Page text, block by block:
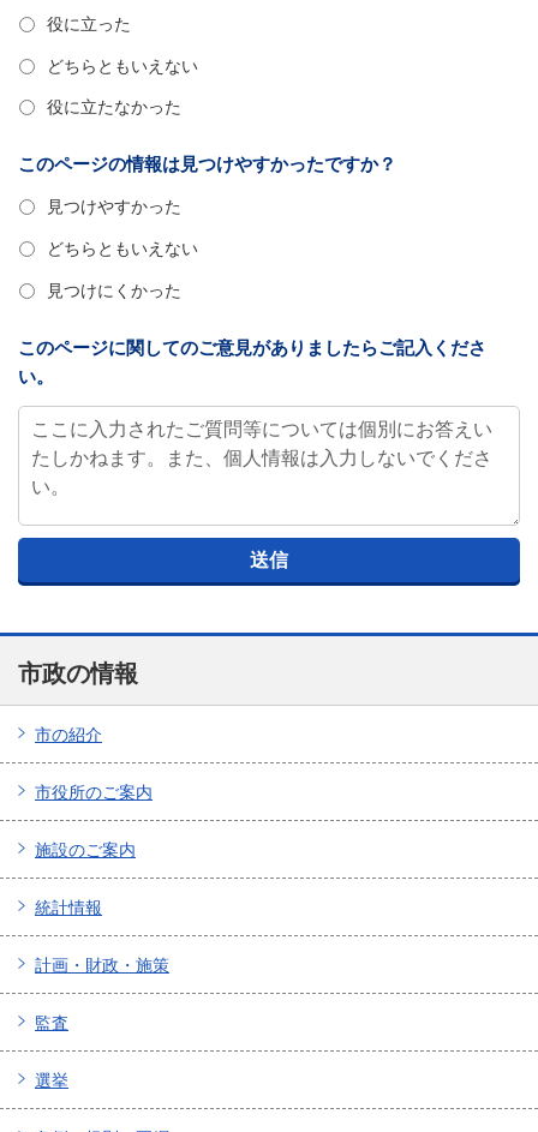
役に立った
どちらともいえない
役に立たなかった
このページの情報は見つけやすかったですか？
見つけやすかった
どちらともいえない
見つけにくかった
このページに関してのご意見がありましたらご記入くださ
い。
市政の情報
市の紹介
市役所のご案内
施設のご案内
統計情報
計画・財政・施策
監査
選挙